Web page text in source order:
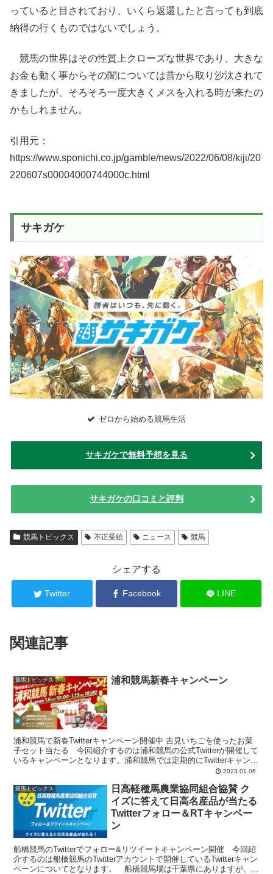
っていると目されており、いくら返還したと言っても到底
納得の行くものではないでしょう。
競馬の世界はその性質上クローズな世界であり、大きな
お金も動く事からその闇については昔から取り沙汰されて
きましたが、そろそろ一度大きくメスを入れる時が来たの
かもしれません。
引用元：
https://www.sponichi.co.jp/gamble/news/2022/06/08/kiji/20
220607s00004000744000c.html
サキガケ
ゼロから始める競馬生活
サキガケで無料予想を見る
サキガケの口コミと評判
競馬トピックス 不正受給 ニュース 競馬
シェアする
Twitter Facebook LINE
関連記事
競馬トピックス 浦和競馬新春キャンペーン
浦和競馬で新春Twitterキャンペーン開催中 吉見いちごを使ったお菓
子セット当たる 今回紹介するのは浦和競馬の公式Twitterが開催して
いるキャンペーンとなります。浦和競馬では定期的にTwitterキャンペ
2023.01.06
競馬トピックス
日高軽種馬農業協同組合協賛 ク
イズに答えて日高名産品が当たる
Twitterフォロー＆RTキャンペー
ン
船橋競馬のTwitterでフォロー&リツイートキャンペーン開催 今回紹
介するのは船橋競馬のTwitterアカウントで開催しているTwitterキャン
ペーンについてとなります。 船橋競馬場は千葉県にありますが、北